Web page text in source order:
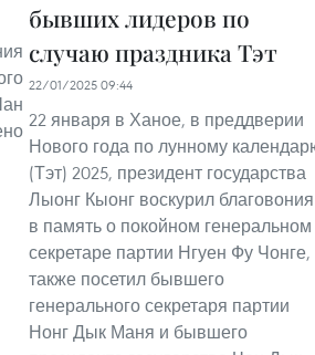
бывших лидеров по
случаю праздника Тэт
22/01/2025 09:44
22 января в Ханое, в преддверии
Нового года по лунному
(Тэт) 2025, президент государства
Лыонг Кыонг воскурил благовония
в память о покойном генеральном
секретаре партии Нгуен Фу Чонге,
также посетил бывшего
генерального секретаря партии
Нонг Дык Маня и бывшего